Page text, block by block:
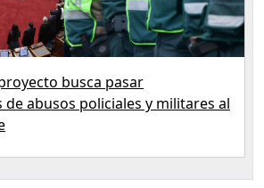
busca pasar
de abusos policiales y militares al